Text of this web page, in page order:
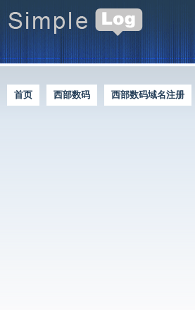
首页 西部数码 西部数码域名注册